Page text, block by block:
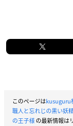
このページはkusuguru
職人と忘れじの黒い妖
の王子様の最新情報は